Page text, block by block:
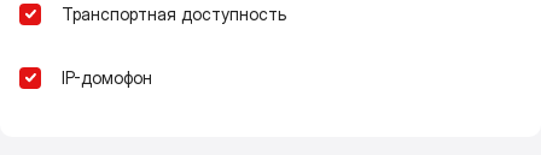
Транспортная доступность
IP-домофон